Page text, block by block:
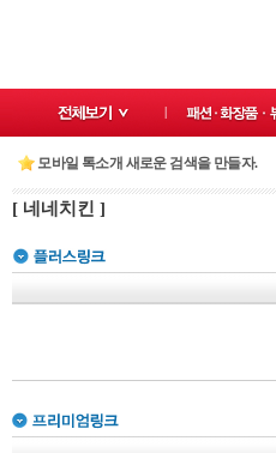
모바일 톡소개 새로운 검색을 만들자.
[ 네네치킨 ]